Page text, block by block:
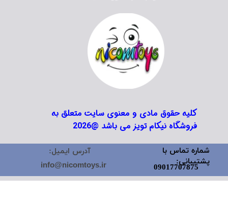
کلیه حقوق مادی و معنوی سایت متعلق به
فروشگاه نیکام تویز می باشد @2026
شماره تماس با
پشتیبانی:
09017707875
آدرس ایمیل:
info@nicomtoys.ir